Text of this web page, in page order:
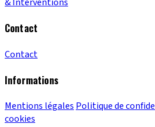
Contact
Contact
Informations
Mentions légales Politique de
cookies